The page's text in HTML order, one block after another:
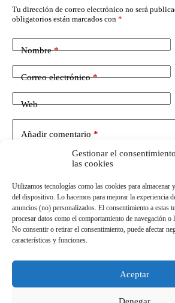
Gestionar el
las cookies
Utilizamos tecnologías como las cookies para almacenar
del dispositivo. Lo hacemos para mejorar la experiencia
anuncios (no) personalizados. El consentimiento a estas
procesar datos como el comportamiento de navegación
No consentir o retirar el consentimiento, puede afectar
características y funciones.
Aceptar
Denegar
Tu dirección de correo electrónico no será
obligatorios están marcados con *
Nombre*
Correo electrónico*
Web
Añadir comentario *
Publicar el comentario
Todos los derechos